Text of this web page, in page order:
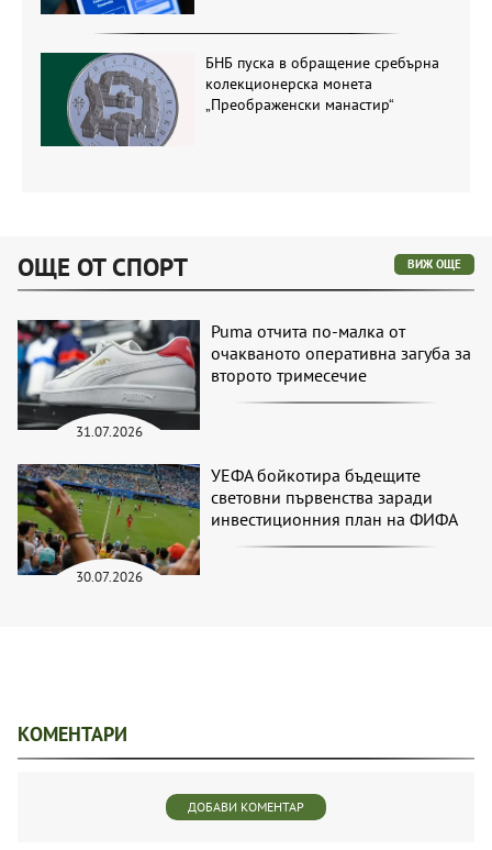
БНБ пуска в обращение сребърна
колекционерска монета
„Преображенски манастир“
ОЩЕ ОТ СПОРТ ВИЖ ОЩЕ
31.07.2026
Puma отчита по-малка от
очакваното оперативна загуба за
второто тримесечие
30.07.2026
УЕФА бойкотира бъдещите
световни първенства заради
инвестиционния план на ФИФА
КОМЕНТАРИ
ДОБАВИ КОМЕНТАР